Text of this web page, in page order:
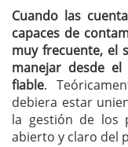
Cuando las
capaces de
muy frecuente, el
manejar desde
fiable.
debiera estar
la gestión de los
abierto y claro del